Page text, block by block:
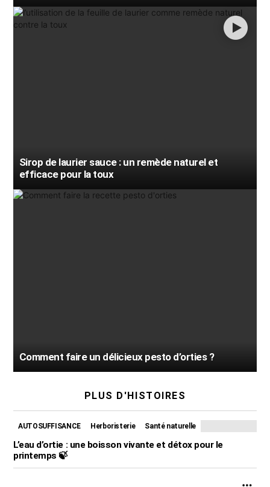
Sirop de laurier sauce : un remède naturel et
efficace pour la toux
Comment faire un délicieux pesto d’orties ?
PLUS D'HISTOIRES
AUTOSUFFISANCE Herboristerie Santé naturelle
L’eau d’ortie : une boisson vivante et détox pour le
printemps 🍃